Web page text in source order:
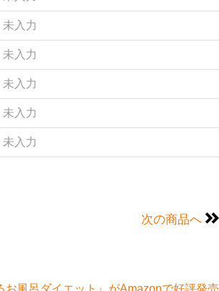
未入力
未入力
未入力
未入力
未入力
次の商品へ
風呂ダイエット』がAmazonで好評発売